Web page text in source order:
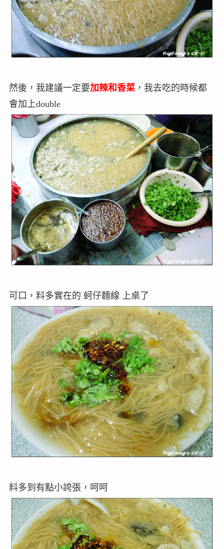
然後，我建議一定要加辣和香菜，我去吃的時候都
會加上double
可口，料多實在的 蚵仔麵線 上桌了
料多到有點小誇張，呵呵